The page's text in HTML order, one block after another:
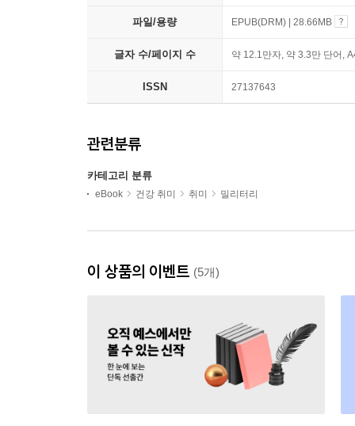
파일/용량 EPUB(DRM) | 28.66MB
글자 수/페이지 수 약 12.1만자, 약 3.3만 단어,
ISSN 27137643
관련분류
카테고리 분류
eBook 건강 취미 취미 밀리터리
이 상품의 이벤트 (5개)